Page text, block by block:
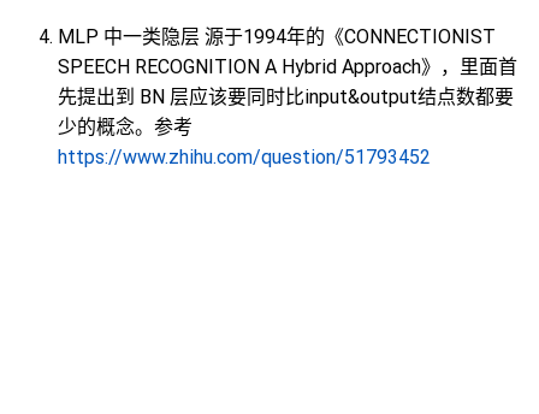
MLP 中一类隐层 源于1994年的《CONNECTIONIST
SPEECH RECOGNITION A Hybrid Approach》，里面首
先提出到 BN 层应该要同时比input&output结点数都要
少的概念。参考
https://www.zhihu.com/question/51793452